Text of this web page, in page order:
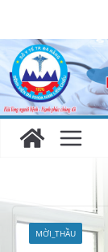
content
MỜI_THẦU